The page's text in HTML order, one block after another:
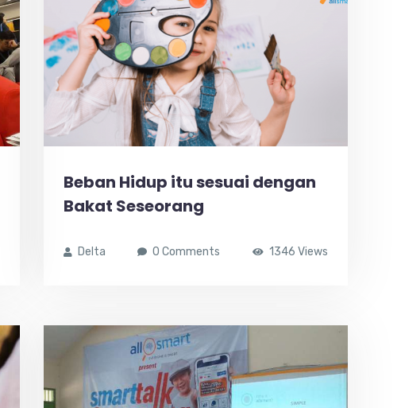
Beban Hidup itu sesuai dengan
Bakat Seseorang
Delta 0 Comments 1346 Views